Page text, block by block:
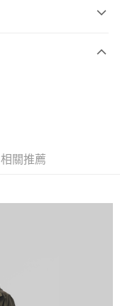
相關推薦